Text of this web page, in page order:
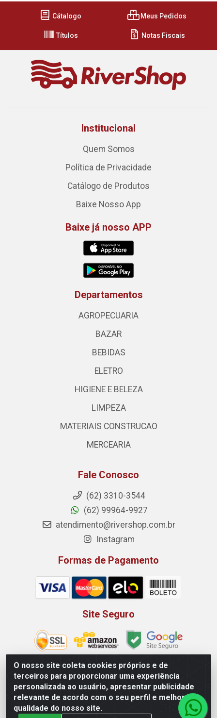
O nosso site coleta cookies próprios e de
terceiros para proporcionar uma experiência
personalizada ao usuário, apresentar publicidade
relevante de acordo com o seu perfil e melhorar a
qualidade do nosso site.
Cátalogo Meus Pedidos
Títulos Notas Fiscais
Institucional
Quem Somos
Política de Privacidade
Catálogo de Produtos
Baixe Nosso App
Baixe já nosso APP
Departamentos
AGROPECUARIA
BAZAR
BEBIDAS
ELETRO
HIGIENE E BELEZA
LIMPEZA
MATERIAIS CONSTRUCAO
MERCEARIA
Fale Conosco
(62) 3310-3544
(62) 99964-9927
atendimento@rivershop.com.br
Instagram
Formas de Pagamento
Site Seguro
Rio Vermelho Distribuição de Alimentos LTDA - Rodovia BR,
153, KM 52 N 00 QD 00 LT 16 - Bairro Jardim Eldorado,
Anápolis/GO - CEP 75.045-190 - CNPJ 10.912.900/0002-40